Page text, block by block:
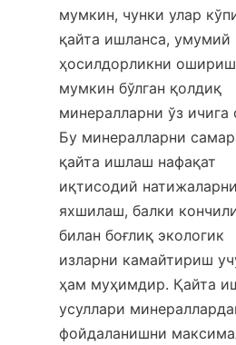
мумкин, чунки улар
қайта ишланса, умумий
ҳосилдорликни
мумкин бўлган қолдиқ
минералларни ўз ичига
Бу минералларни
қайта ишлаш нафақат
иқтисодий натижаларни
яхшилаш, балки
билан боғлиқ экологик
изларни камайтириш
ҳам муҳимдир. Қайта
усуллари
фойдаланишни